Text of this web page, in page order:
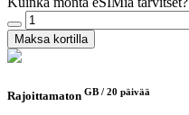
Maksa kortilla
Rajoittamaton GB / 20 päivää